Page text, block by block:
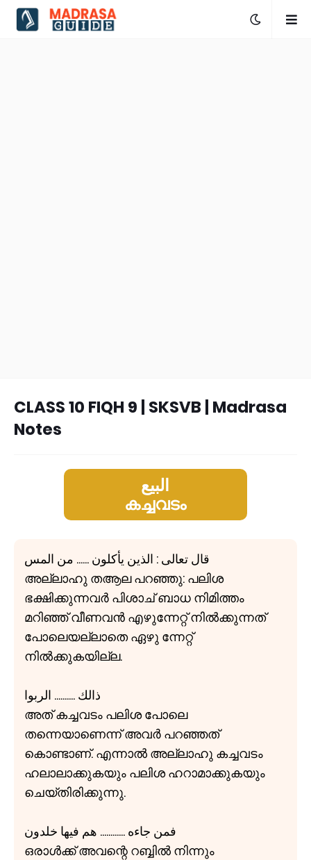
CLASS 10 FIQH 9 | SKSVB | Madrasa
Notes
البيع
കച്ചവടം
قال تعالى : الذين يأكلون ...... من المس
അല്ലാഹു തആല പറഞ്ഞു: പലിശ
ഭക്ഷിക്കുന്നവർ പിശാച് ബാധ നിമിത്തം
മറിഞ്ഞ് വീണവൻ എഴുന്നേറ്റ് നിൽക്കുന്നത്
പോലെയല്ലാതെ ഏഴു ന്നേറ്റ്
നിൽക്കുകയില്ല.
ذالك .......... الربوا
അത് കച്ചവടം പലിശ പോലെ
തന്നെയാണെന്ന് അവർ പറഞ്ഞത്
കൊണ്ടാണ്. എന്നാൽ അല്ലാഹു കച്ചവടം
ഹലാലാക്കുകയും പലിശ ഹറാമാക്കുകയും
ചെയ്തിരിക്കുന്നു.
فمن جاءه ............ هم فيها خلدون
ഒരാൾക്ക് അവന്റെ റബ്ബിൽ നിന്നും